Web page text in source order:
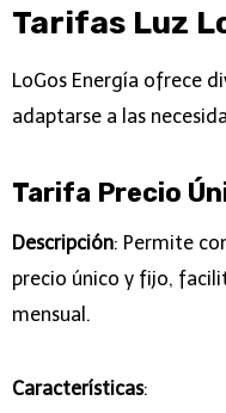
Tarifas Luz
LoGos Energía ofrece
adaptarse a las
Tarifa Precio
Descripción: Permite
precio único y fijo,
mensual.
Características: